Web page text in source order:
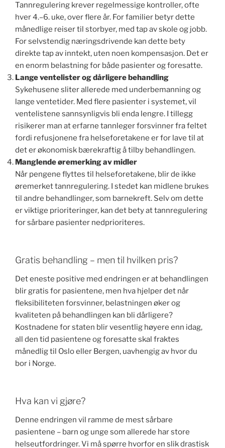
Tannregulering krever regelmessige kontroller, ofte
hver 4.–6. uke, over flere år. For familier betyr dette
månedlige reiser til storbyer, med tap av skole og jobb.
For selvstendig næringsdrivende kan dette bety
direkte tap av inntekt, uten noen kompensasjon. Det er
en enorm belastning for både pasienter og foresatte.
Lange ventelister og dårligere behandling
Sykehusene sliter allerede med underbemanning og
lange ventetider. Med flere pasienter i systemet, vil
ventelistene sannsynligvis bli enda lengre. I tillegg
risikerer man at erfarne tannleger forsvinner fra feltet
fordi refusjonene fra helseforetakene er for lave til at
det er økonomisk bærekraftig å tilby behandlingen.
Manglende øremerking av midler
Når pengene flyttes til helseforetakene, blir de ikke
øremerket tannregulering. I stedet kan midlene brukes
til andre behandlinger, som barnekreft. Selv om dette
er viktige prioriteringer, kan det bety at tannregulering
for sårbare pasienter nedprioriteres.
Gratis behandling – men til hvilken pris?
Det eneste positive med endringen er at behandlingen
blir gratis for pasientene, men hva hjelper det når
fleksibiliteten forsvinner, belastningen øker og
kvaliteten på behandlingen kan bli dårligere?
Kostnadene for staten blir vesentlig høyere enn idag,
all den tid pasientene og foresatte skal fraktes
månedlig til Oslo eller Bergen, uavhengig av hvor du
bor i Norge.
Hva kan vi gjøre?
Denne endringen vil ramme de mest sårbare
pasientene – barn og unge som allerede har store
helseutfordringer. Vi må spørre hvorfor en slik drastisk